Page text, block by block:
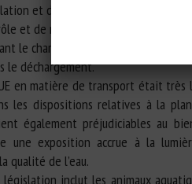
et de chargement ;
et de maintien de la qualité de
le chargement ;
le déchargement.
en matière de transport était
les dispositions relatives à la
également préjudiciables au
une exposition accrue à la
qualité de l’eau.
inclut les animaux